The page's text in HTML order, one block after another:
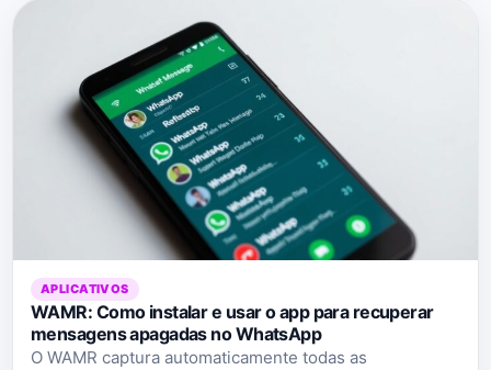
APLICATIVOS
WAMR: Como instalar e usar o app para recuperar
mensagens apagadas no WhatsApp
O WAMR captura automaticamente todas as